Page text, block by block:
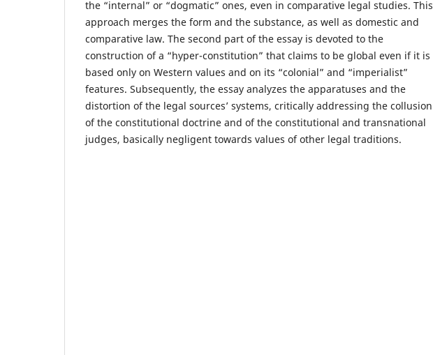
the “internal” or “dogmatic” ones, even in comparative legal studies. This
approach merges the form and the substance, as well as domestic and
comparative law. The second part of the essay is devoted to the
construction of a “hyper-constitution” that claims to be global even if it is
based only on Western values and on its “colonial” and “imperialist”
features. Subsequently, the essay analyzes the apparatuses and the
distortion of the legal sources’ systems, critically addressing the collusion
of the constitutional doctrine and of the constitutional and transnational
judges, basically negligent towards values of other legal traditions.